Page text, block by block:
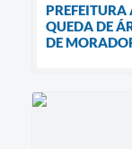
QUEDA DE
DE